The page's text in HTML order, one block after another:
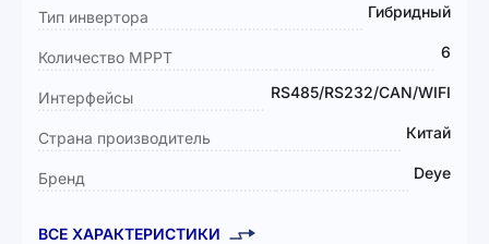
Подробная
информация
Тип инвертора Гибридный
Количество MPPT 6
Интерфейсы RS485/RS232/CAN/WIFI
Страна производитель Китай
Бренд Deye
ВСЕ ХАРАКТЕРИСТИКИ